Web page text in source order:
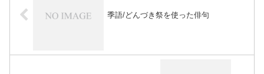
季語/どんづき祭を使った俳句